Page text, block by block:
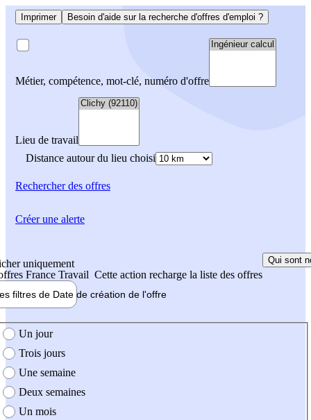
Imprimer Besoin d'aide sur la recherche d'offres d'emploi ?
Métier, compétence, mot-clé, numéro d'offre
Lieu de travail
Distance autour du lieu choisi
Rechercherdes offres
uniquement
France Travail Cette action recharge la liste des offres
Qui sont
filtres de Date de création de l'offre
création de l'offre
Un jour
Trois jours
Une semaine
Deux semaines
Un mois
Créer une alerte